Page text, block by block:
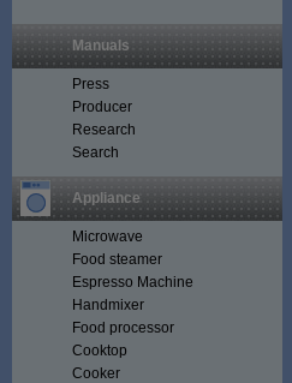
Manuals
Press
Producer
Research
Search
Appliance
Microwave
Food steamer
Espresso Machine
Handmixer
Food processor
Cooktop
Cooker